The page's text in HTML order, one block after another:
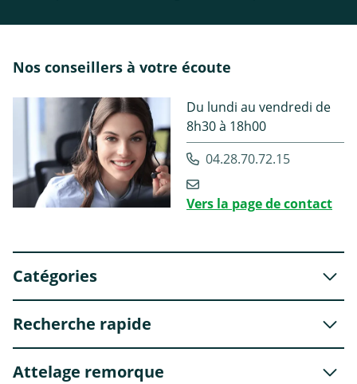
Nos conseillers à votre écoute
Du lundi au vendredi de
8h30 à 18h00
04.28.70.72.15
Vers la page de contact
Catégories
Recherche rapide
Attelage remorque